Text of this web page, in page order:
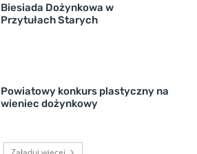
Biesiada Dożynkowa w
Przytułach Starych
Powiatowy konkurs plastyczny na
wieniec dożynkowy